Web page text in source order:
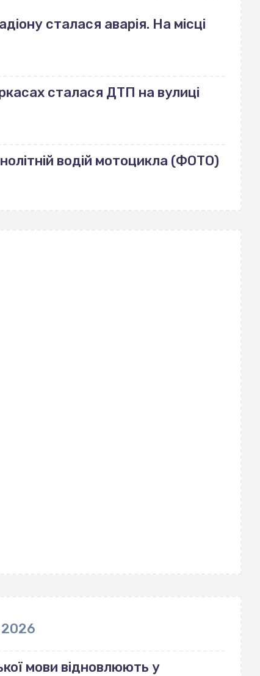
сталася аварія. На місці
сталася ДТП на вулиці
водій мотоцикла (ФОТО)
мови відновлюють у